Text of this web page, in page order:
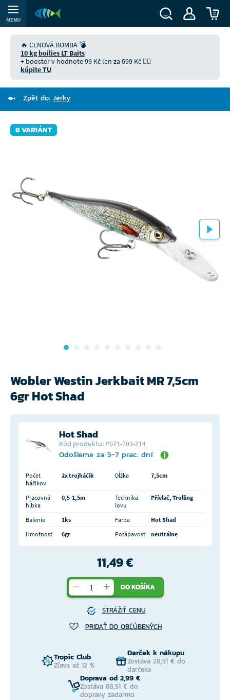
MENU
🔥 CENOVÁ BOMBA 💣
10 kg boilies LT Baits
+ booster v hodnote 99 Kč len za 699 Kč 👉🏻
kúpite TU
Zpět do: Jerky
8 VARIÁNT
Wobler Westin Jerkbait MR 7,5cm
6gr Hot Shad
Hot Shad
Kód produktu: P071-703-214
Odošleme za 5-7 prac. dní
Počet
háčikov
2x trojháčik Dĺžka 7,5cm
Pracovná
hĺbka
0,5-1,5m
Technika
lovu
Přívlač, Trolling
Balenie 1ks Farba
Hot Shad
Hmotnosť
6gr Potápavosť neutrálne
11,49 €
DO KOŠÍKA
STRÁŽIŤ CENU
PRIDAŤ DO OBĽÚBENÝCH
Tropic Club
Zľava až 12 %
Darček k nákupu
Zostáva 28,51 € do
darčeka
Doprava od 2,99 €
Zostáva 68,51 € do
dopravy zadarmo